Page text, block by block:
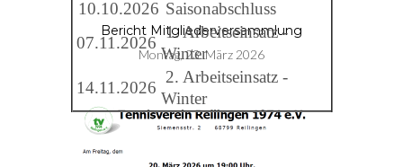
Bericht Mitgliederversammlung
Montag, 23. März 2026
10.10.2026 Saisonabschluss
07.11.2026
1. Arbeitseinsatz -
Winter
14.11.2026
2. Arbeitseinsatz -
Winter